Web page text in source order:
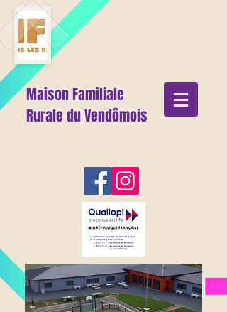
Maison Familiale
Rurale du Vendômois